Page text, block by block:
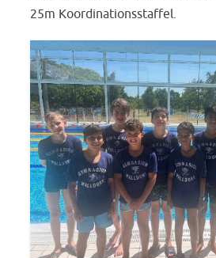
25m Koordinationsstaffel.